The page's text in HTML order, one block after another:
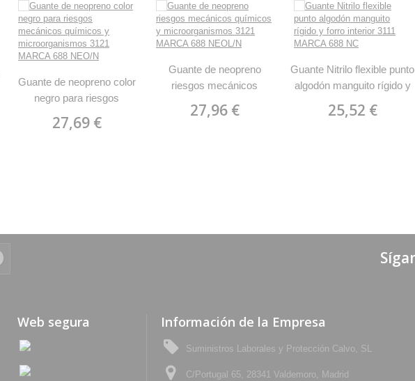
Guante de neopreno color
negro para riesgos
microorganismos 3121
27,69 €
Guante de neopreno
riesgos mecánicos
microorganismos 3121
27,96 €
Guante Nitrilo flexible punto
algodón manguito rígido y
688 NC
25,52 €
Web segura Información de la Empresa
Suministros Laborales y Protección Calvo, SL
C/Portugal 65, 28341 Valdemoro, Madrid